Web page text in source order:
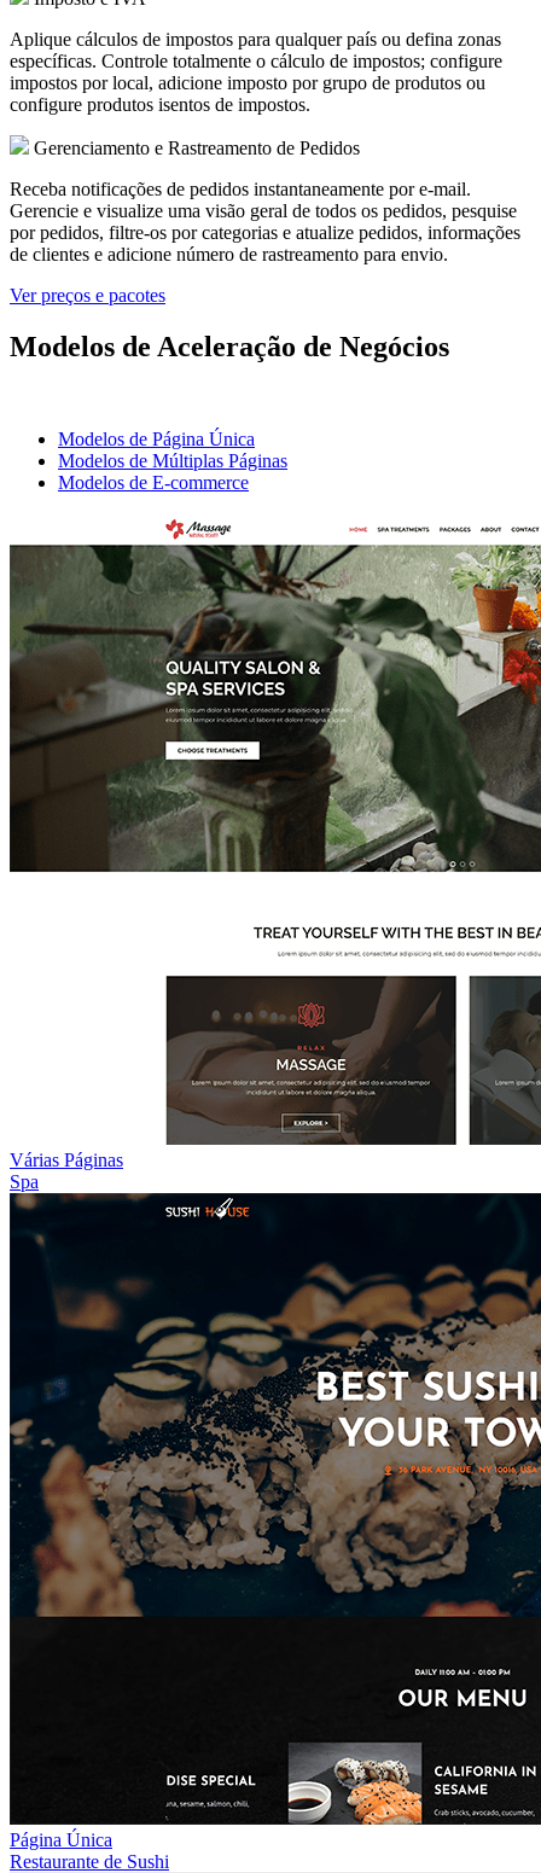
Aplique cálculos de impostos para qualquer país ou defina zonas
específicas. Controle totalmente o cálculo de impostos; configure
impostos por local, adicione imposto por grupo de produtos ou
configure produtos isentos de impostos.
Gerenciamento e Rastreamento de Pedidos
Receba notificações de pedidos instantaneamente por e-mail.
Gerencie e visualize uma visão geral de todos os pedidos, pesquise
por pedidos, filtre-os por categorias e atualize pedidos, informações
de clientes e adicione número de rastreamento para envio.
Ver preços e pacotes
Modelos de Aceleração de Negócios
Modelos de Página Única
Modelos de Múltiplas Páginas
Modelos de E-commerce
Várias Páginas
Spa
Página Única
Restaurante de Sushi